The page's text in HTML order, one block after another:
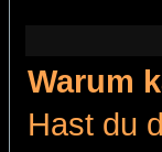
Warum
Hast du